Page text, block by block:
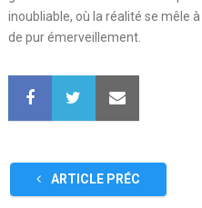
inoubliable, où la réalité se mêle
de pur émerveillement.
ARTICLE PRÉC